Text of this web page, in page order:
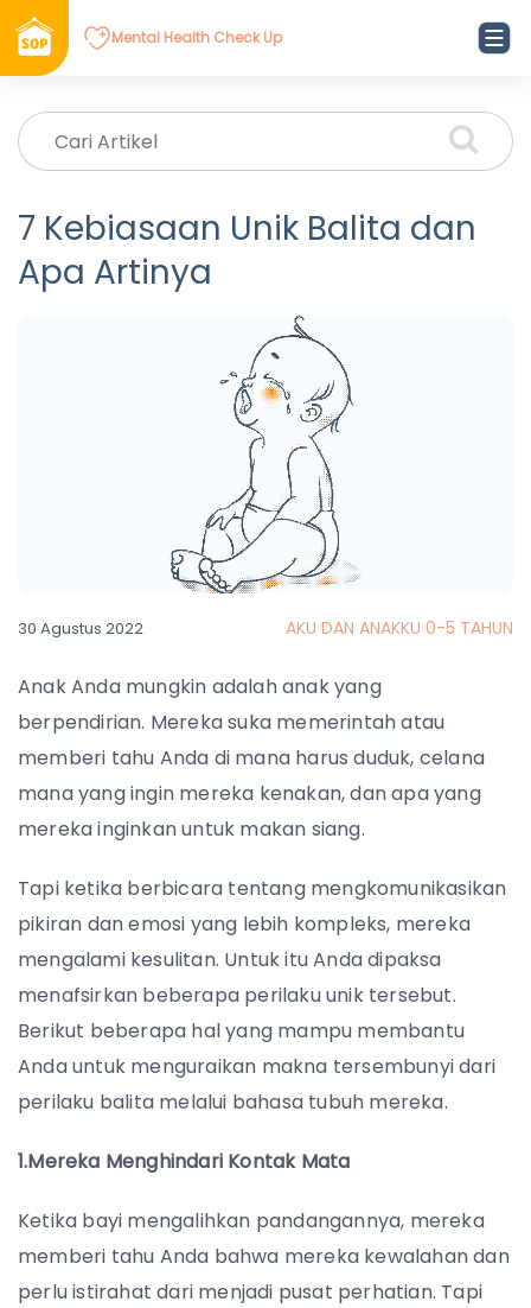
Mental Health Check Up
7 Kebiasaan Unik Balita dan
Apa Artinya
30 Agustus 2022 AKU DAN ANAKKU 0-5 TAHUN
Anak Anda mungkin adalah anak yang
berpendirian. Mereka suka memerintah atau
memberi tahu Anda di mana harus duduk, celana
mana yang ingin mereka kenakan, dan apa yang
mereka inginkan untuk makan siang.
Tapi ketika berbicara tentang mengkomunikasikan
pikiran dan emosi yang lebih kompleks, mereka
mengalami kesulitan. Untuk itu Anda dipaksa
menafsirkan beberapa perilaku unik tersebut.
Berikut beberapa hal yang mampu membantu
Anda untuk menguraikan makna tersembunyi dari
perilaku balita melalui bahasa tubuh mereka.
1.Mereka Menghindari Kontak Mata
Ketika bayi mengalihkan pandangannya, mereka
memberi tahu Anda bahwa mereka kewalahan dan
perlu istirahat dari menjadi pusat perhatian. Tapi